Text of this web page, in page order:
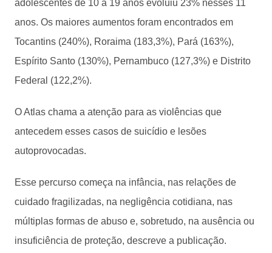
adolescentes de 10 a 19 anos evoluiu 23% nesses 11
anos. Os maiores aumentos foram encontrados em
Tocantins (240%), Roraima (183,3%), Pará (163%),
Espírito Santo (130%), Pernambuco (127,3%) e Distrito
Federal (122,2%).
O Atlas chama a atenção para as violências que
antecedem esses casos de suicídio e lesões
autoprovocadas.
Esse percurso começa na infância, nas relações de
cuidado fragilizadas, na negligência cotidiana, nas
múltiplas formas de abuso e, sobretudo, na ausência ou
insuficiência de proteção, descreve a publicação.